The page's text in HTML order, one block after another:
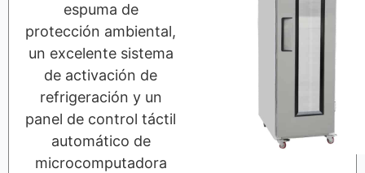
espuma de
protección ambiental,
un excelente sistema
de activación de
refrigeración y un
panel de control táctil
automático de
microcomputadora